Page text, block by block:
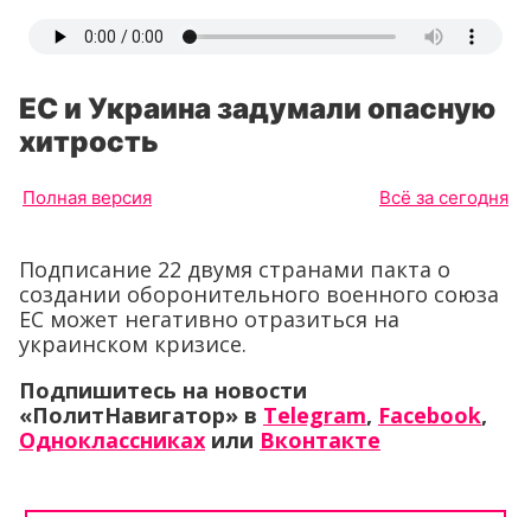
ЕС и Украина задумали опасную
хитрость
Полная версия Всё за сегодня
Подписание 22 двумя странами пакта о
создании оборонительного военного союза
ЕС может негативно отразиться на
украинском кризисе.
Подпишитесь на новости
«ПолитНавигатор» в Telegram, Facebook,
Одноклассниках или Вконтакте